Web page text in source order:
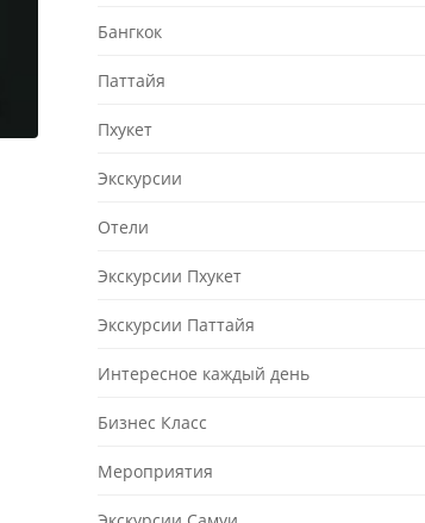
Бангкок
Паттайя
Пхукет
Экскурсии
Отели
Экскурсии Пхукет
Экскурсии Паттайя
Интересное каждый день
Бизнес Класс
Мероприятия